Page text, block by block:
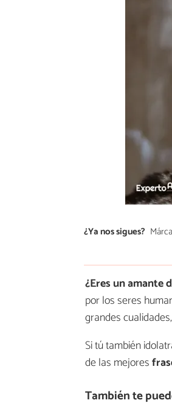
¿Ya nos sigues?
¿Eres un amante
por los seres
grandes
Si tú también
de las mejores
También te